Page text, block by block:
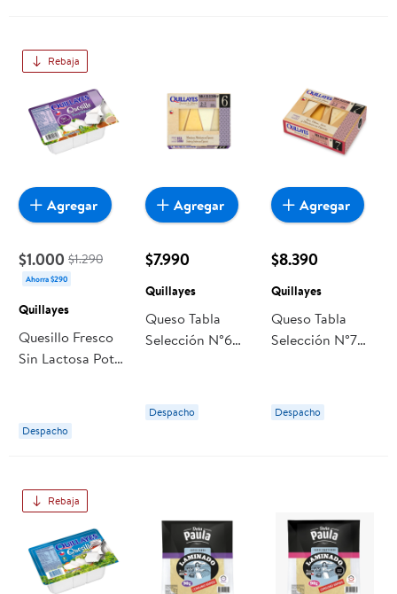
Rebaja
$1.000 $1.290
Ahorra $290
Quillayes
Quesillo Fresco
Sin Lactosa Pote
Despacho
Agregar
$7.990
Quillayes
Queso Tabla
Selección N°6
Despacho
Agregar
$8.390
Quillayes
Queso Tabla
Selección N°7
Despacho
Agregar
Rebaja